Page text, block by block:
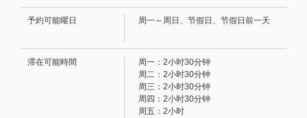
• 玻璃杯：（红/白）
·【果酒】
汽水、加水、加热水）
·【鸡尾酒】
罗莎夫人、黑醋栗橙、黑醋栗乌龙、莫斯科骡子、灰狗、金汤力、金巴利
橙、毛茸茸的脐橙、桃子乌龙等等。
无酒精梅酒、十六夜、橙子酒、日落橙汁酒、南方酿酒师酒、松树汽水
予約可能曜日 周一～周日、节假日、节假日前一天
滞在可能時間
周一：2小时30分钟
周二：2小时30分钟
周三：2小时30分钟
周四：2小时30分钟
周五：2小时
お店情報をコピー
閉じる